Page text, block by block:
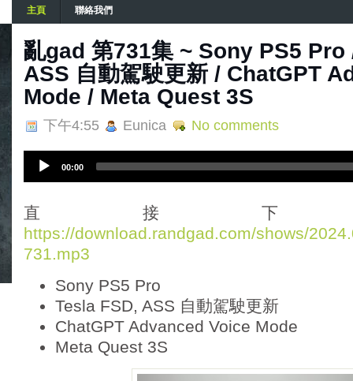
主頁 聯絡我們
亂‌‌‌gad‌‌‌ ‌‌‌‌‌第‌‌‌731集 ~ Sony PS5 Pro
ASS 自動駕駛更新 / ChatGPT
Mode / Meta Quest 3S
下午4:55 Eunica No comments
i
o
P
l
00:00
直接
https://download.randgad.com/shows/
731.mp3
Sony PS5 Pro
Tesla FSD, ASS 自動駕駛更新
ChatGPT Advanced Voice Mode
Meta Quest 3S